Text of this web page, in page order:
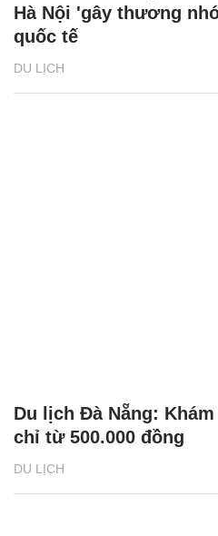
DU LỊCH
Hà Nội 'gây thương
quốc tế
DU LỊCH
Du lịch Đà Nẵng:
chỉ từ 500.000 đồng